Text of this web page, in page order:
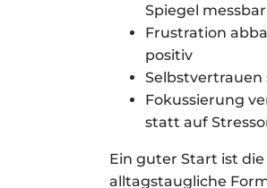
Spiegel
Frustration
positiv
Selbstvertrauen
Fokussierung
statt auf
Ein guter Start ist
alltagstaugliche